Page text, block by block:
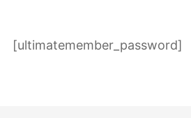
[ultimatemember_password]